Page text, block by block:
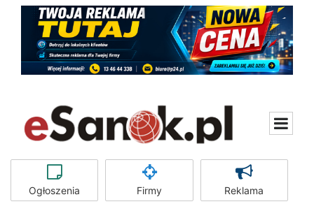
Ogłoszenia Firmy Reklama